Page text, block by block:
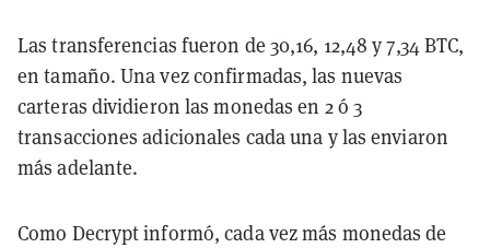
Las transferencias fueron de 30,16, 12,48 y 7,34 BTC,
en tamaño. Una vez confirmadas, las nuevas
carteras dividieron las monedas en 2 ó 3
transacciones adicionales cada una y las enviaron
más adelante.
Como Decrypt informó, cada vez más monedas de